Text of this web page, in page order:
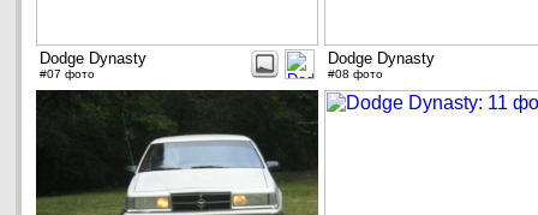
Dodge Dynasty
#07 фото
Dodge Dynasty
#08 фото